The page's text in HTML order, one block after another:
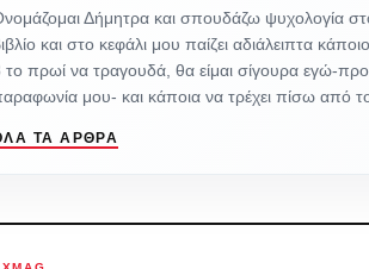
Δήμητρα και σπουδάζω ψυχολογία
και στο κεφάλι μου παίζει αδιάλειπτα
το πρωί να τραγουδά, θα είμαι σίγουρα εγώ-
μου- και κάποια να τρέχει πίσω από
ΤΑ ΆΡΘΡΑ